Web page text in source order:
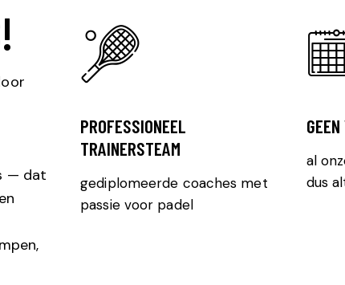
— dat
PROFESSIONEEL
TRAINERSTEAM
gediplomeerde coaches met
passie voor padel
al
dus